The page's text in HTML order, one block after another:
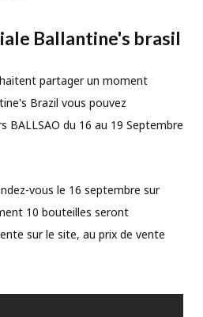
Ballantine's brasil
partager un moment
Brazil vous pouvez
BALLSAO du 16 au 19 Septembre
vous le 16 septembre sur
10 bouteilles seront
sur le site, au prix de vente